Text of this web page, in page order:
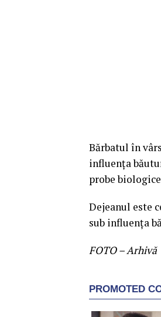
Bărbatul în
influența
probe
Dejeanul este
sub influenţa
FOTO – Arhivă